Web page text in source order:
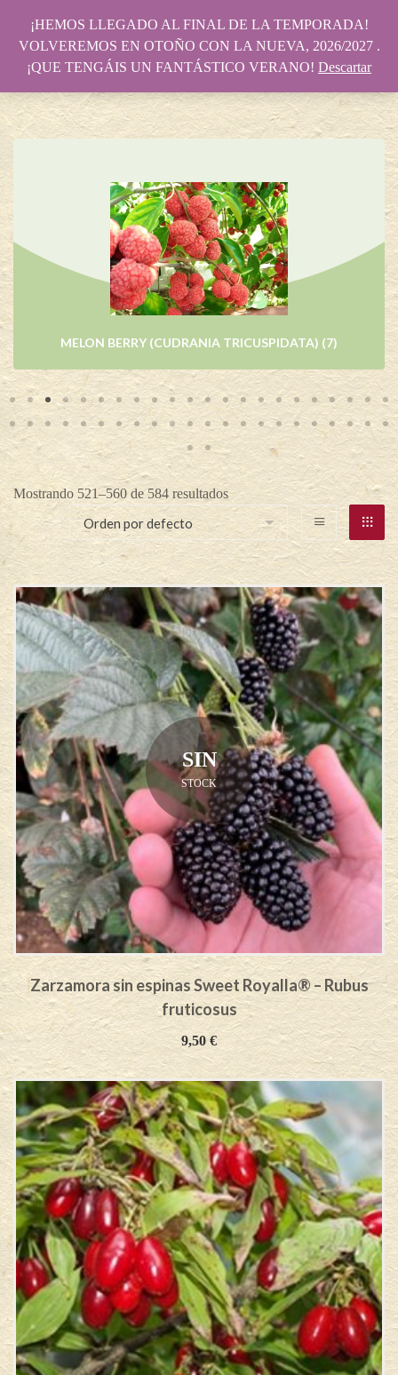
NASHI(4)
Mostrando 521–560 de 584 resultados
SIN
STOCK
Zarzamora sin espinas Sweet Royalla® – Rubus
fruticosus
9,50 €
¡HEMOS LLEGADO AL FINAL DE LA TEMPORADA!
VOLVEREMOS EN OTOÑO CON LA NUEVA, 2026/2027 .
¡QUE TENGÁIS UN FANTÁSTICO VERANO! Descartar